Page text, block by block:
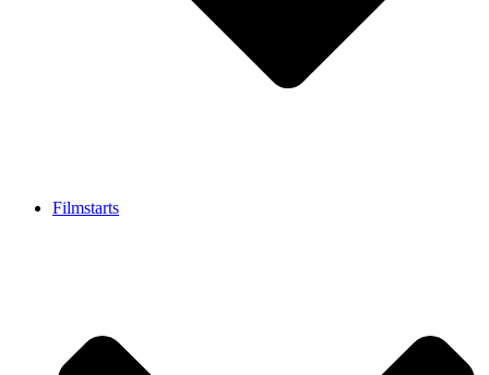
Filmstarts